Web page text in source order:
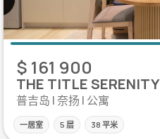
$ 161 900
THE TITLE SERENITY
普吉岛 | 奈扬 | 公寓
一居室 5 层 38 平米